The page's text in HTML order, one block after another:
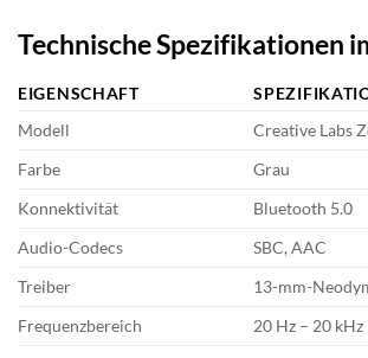
Technische Spezifikationen
EIGENSCHAFT
Modell
Creative Labs
Farbe
Grau
Konnektivität
Bluetooth 5.0
Audio-Codecs
SBC, AAC
Treiber
13-mm-
Frequenzbereich
20 Hz – 20 kHz